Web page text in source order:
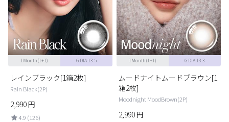
1Month(1+1) G.DIA 13.5
レインブラック[1箱2枚]
Rain Black(2P)
2,990円
4.9 (126)
1Month(1+1) G.DIA 13.3
ムードナイトムードブラウン[1
箱2枚]
Moodnight MoodBrown(2P)
2,990円